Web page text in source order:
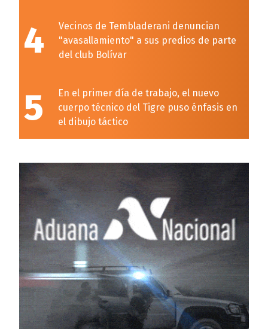
4
Vecinos de Tembladerani denuncian
"avasallamiento" a sus predios de parte
del club Bolívar
5
En el primer día de trabajo, el nuevo
cuerpo técnico del Tigre puso énfasis en
el dibujo táctico